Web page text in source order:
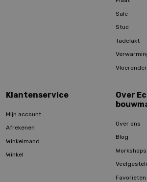
Sale
Stuc
Tadelakt
Klantenservice
Mijn account
Afrekenen
Winkelmand
Winkel
Over
Over ons
Blog
Workshops
Favorieten